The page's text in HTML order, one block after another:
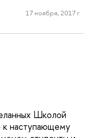
17 ноября, 2017 г.
Школой
наступающему